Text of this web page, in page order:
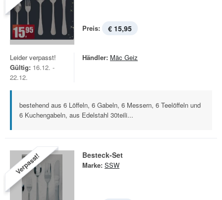
Preis: € 15,95
Leider verpasst!
Gültig: 16.12. -
22.12.
Händler: Mäc Geiz
bestehend aus 6 Löffeln, 6 Gabeln, 6 Messern, 6 Teelöffeln und
6 Kuchengabeln, aus Edelstahl 30teili...
Verpasst! Besteck-Set
Marke: SSW